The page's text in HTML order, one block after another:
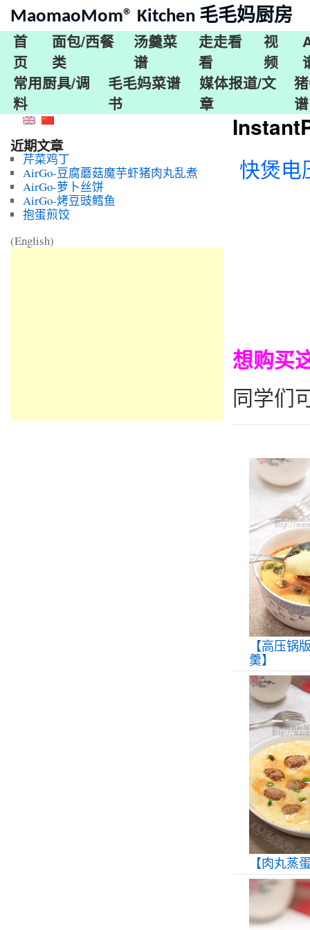
MaomaoMom® Kitchen 毛毛妈厨房
首
页
面包/西餐
类
汤羹菜
谱
走走看
看
视
频
常用厨具/调
料
毛毛妈菜谱
书
媒体报道/文
章
谱
快煲电
想购买
同学们
【高压锅
羹】
【肉丸蒸
近期文章
芹菜鸡丁
AirGo-豆腐蘑菇魔芋虾猪肉丸乱煮
AirGo-萝卜丝饼
AirGo-烤豆豉鳕鱼
抱蛋煎饺
(English)